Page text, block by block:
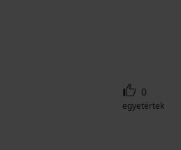
0
egyetértek